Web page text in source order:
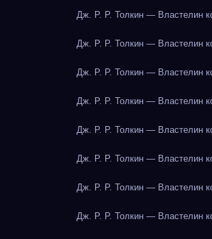
Дж. Р. Р. Толкин — Властелин
Дж. Р. Р. Толкин — Властелин
Дж. Р. Р. Толкин — Властелин
Дж. Р. Р. Толкин — Властелин
Дж. Р. Р. Толкин — Властелин
Дж. Р. Р. Толкин — Властелин
Дж. Р. Р. Толкин — Властелин
Дж. Р. Р. Толкин — Властелин